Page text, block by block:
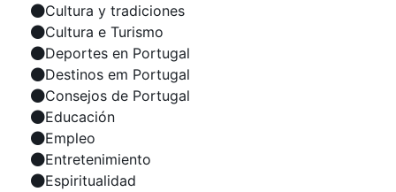
Cultura y tradiciones
Cultura e Turismo
Deportes en Portugal
Destinos em Portugal
Consejos de Portugal
Educación
Empleo
Entretenimiento
Espiritualidad